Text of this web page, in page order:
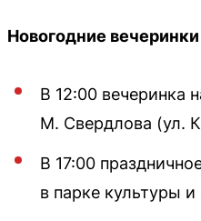
Новогодние вечеринки
В 12:00 вечеринка
М. Свердлова (ул.
В 17:00
в парке культуры